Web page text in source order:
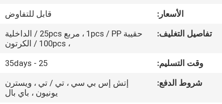
المعمل
مراقبة
الجودة
اتصل
الأسعار:
قابل للتفاوض
تفاصيل التغليف:
حقيبة 1pcs / PP ، مربع 25pcs / الداخلية
، 100pcs / الكرتون
وقت التسليم:
25 - 35days
شروط الدفع:
إتش إس بي سي ، تي / تي ، ويسترن
يونيون ، باي بال